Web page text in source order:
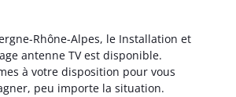
Rhône-Alpes, le Installation et
antenne TV est disponible.
à votre disposition pour vous
peu importe la situation.